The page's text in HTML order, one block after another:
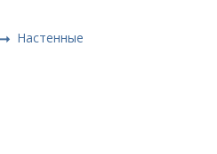
Настенные